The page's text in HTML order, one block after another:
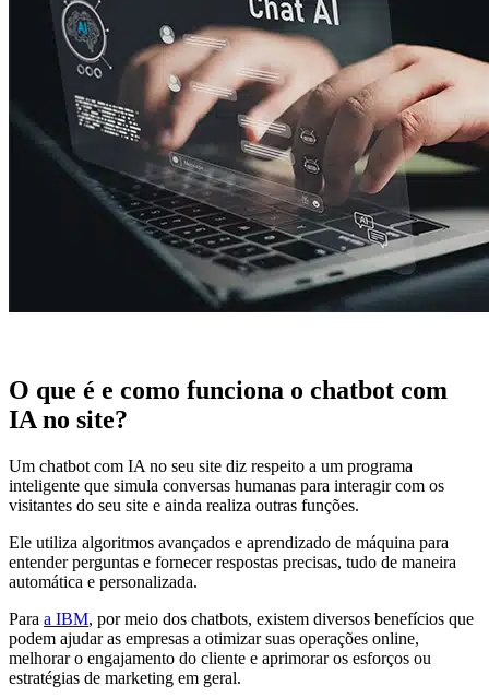
O que é e como funciona o chatbot com
IA no site?
Um chatbot com IA no seu site diz respeito a um programa
inteligente que simula conversas humanas para interagir com os
visitantes do seu site e ainda realiza outras funções.
Ele utiliza algoritmos avançados e aprendizado de máquina para
entender perguntas e fornecer respostas precisas, tudo de maneira
automática e personalizada.
Para a IBM, por meio dos chatbots, existem diversos benefícios que
podem ajudar as empresas a otimizar suas operações online,
melhorar o engajamento do cliente e aprimorar os esforços ou
estratégias de marketing em geral.